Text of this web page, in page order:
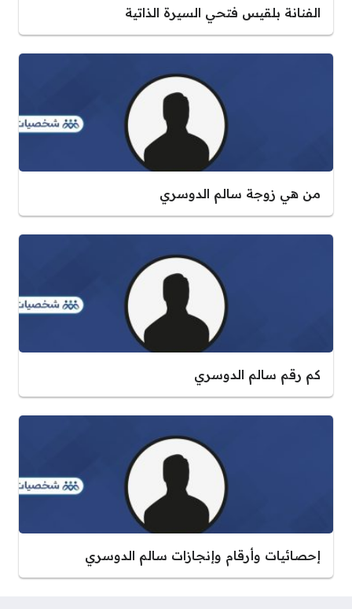
الفنانة بلقيس فتحي السيرة الذاتية
من هي زوجة سالم الدوسري
كم رقم سالم الدوسري
إحصائيات وأرقام وإنجازات سالم الدوسري